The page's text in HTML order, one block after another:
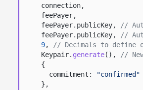
connection,
feePayer,
feePayer.publicKey,
//
feePayer.publicKey,
//
9,
// Decimals to define
Keypair. generate(),
//
{
commitment:
"confirmed"
},